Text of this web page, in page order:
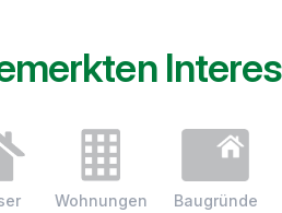
Wohnungen Baugründe